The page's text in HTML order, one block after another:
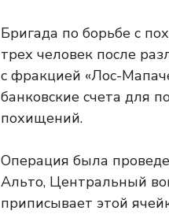
Бригада по борьбе с
трех человек после
с фракцией «Лос-
банковские счета для
похищений.
Операция была
Альто, Центральный
приписывает этой